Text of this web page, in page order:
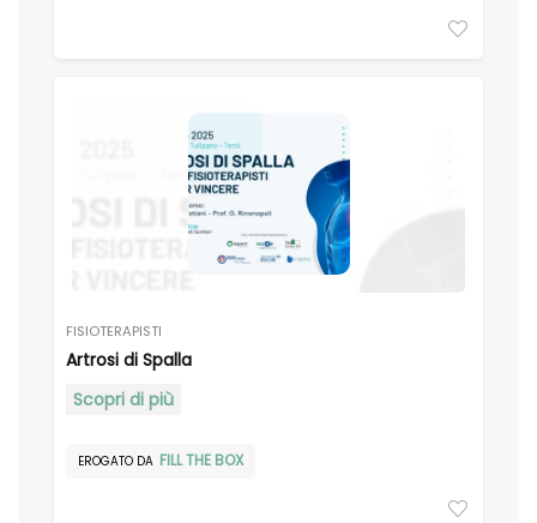
FISIOTERAPISTI
Artrosi di Spalla
Scopri di più
EROGATO DA FILL THE BOX